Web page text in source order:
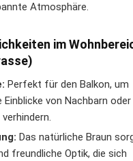
Atmosphäre.
im
Perfekt für den Balkon, um
von Nachbarn oder
Das natürliche Braun
freundliche Optik, die sich